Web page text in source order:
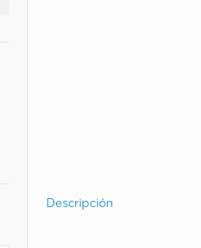
Descripción